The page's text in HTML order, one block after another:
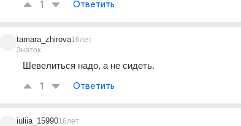
1 Ответить
tamara_zhirova
Знаток
16лет
Шевелиться надо, а не сидеть.
1 Ответить
iuliia_1599016лет